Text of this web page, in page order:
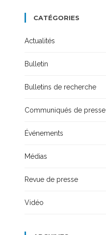
CATÉGORIES
Actualités
Bulletin
Bulletins de recherche
Communiqués de presse
Événements
Médias
Revue de presse
Vidéo